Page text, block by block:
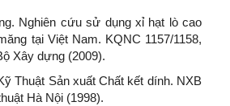
Nghiên cứu sử dụng xỉ hạt lò cao
tại Việt Nam. KQNC 1157/1158,
Xây dựng (2009).
Thuật Sản xuất Chất kết dính. NXB
Hà Nội (1998).